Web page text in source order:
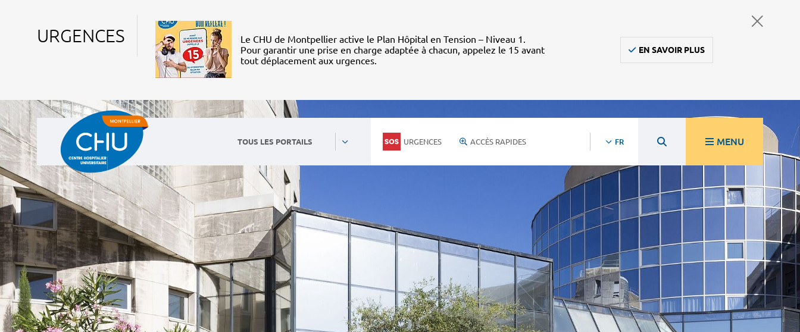
URGENCES
Le CHU de Montpellier active le Plan Hôpital en Tension – Niveau 1.
Pour garantir une prise en charge adaptée à chacun, appelez le 15 avant
tout déplacement aux urgences.
EN SAVOIR PLUS
TOUS LES PORTAILS URGENCES ACCÈS RAPIDES FR MENU